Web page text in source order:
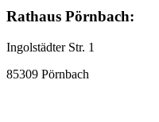
Rathaus Pörnbach:
Ingolstädter Str. 1
85309 Pörnbach